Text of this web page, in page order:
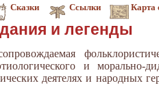
Сказки Ссылки Карта
и легенды
и морально-
деятелях и народных